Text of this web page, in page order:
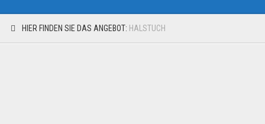
HIER FINDEN SIE DAS ANGEBOT: HALSTUCH